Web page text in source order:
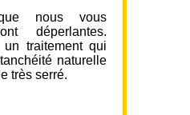
nous vous
déperlantes.
traitement qui
naturelle
très serré.